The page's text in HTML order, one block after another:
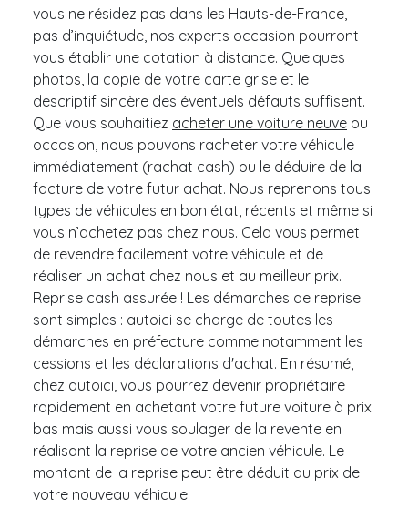
vous ne résidez pas dans les Hauts-de-France,
pas d’inquiétude, nos experts occasion pourront
vous établir une cotation à distance. Quelques
photos, la copie de votre carte grise et le
descriptif sincère des éventuels défauts suffisent.
Que vous souhaitiez acheter une voiture neuve ou
occasion, nous pouvons racheter votre véhicule
immédiatement (rachat cash) ou le déduire de la
facture de votre futur achat. Nous reprenons tous
types de véhicules en bon état, récents et même si
vous n’achetez pas chez nous. Cela vous permet
de revendre facilement votre véhicule et de
réaliser un achat chez nous et au meilleur prix.
Reprise cash assurée ! Les démarches de reprise
sont simples : autoici se charge de toutes les
démarches en préfecture comme notamment les
cessions et les déclarations d'achat. En résumé,
chez autoici, vous pourrez devenir propriétaire
rapidement en achetant votre future voiture à prix
bas mais aussi vous soulager de la revente en
réalisant la reprise de votre ancien véhicule. Le
montant de la reprise peut être déduit du prix de
votre nouveau véhicule